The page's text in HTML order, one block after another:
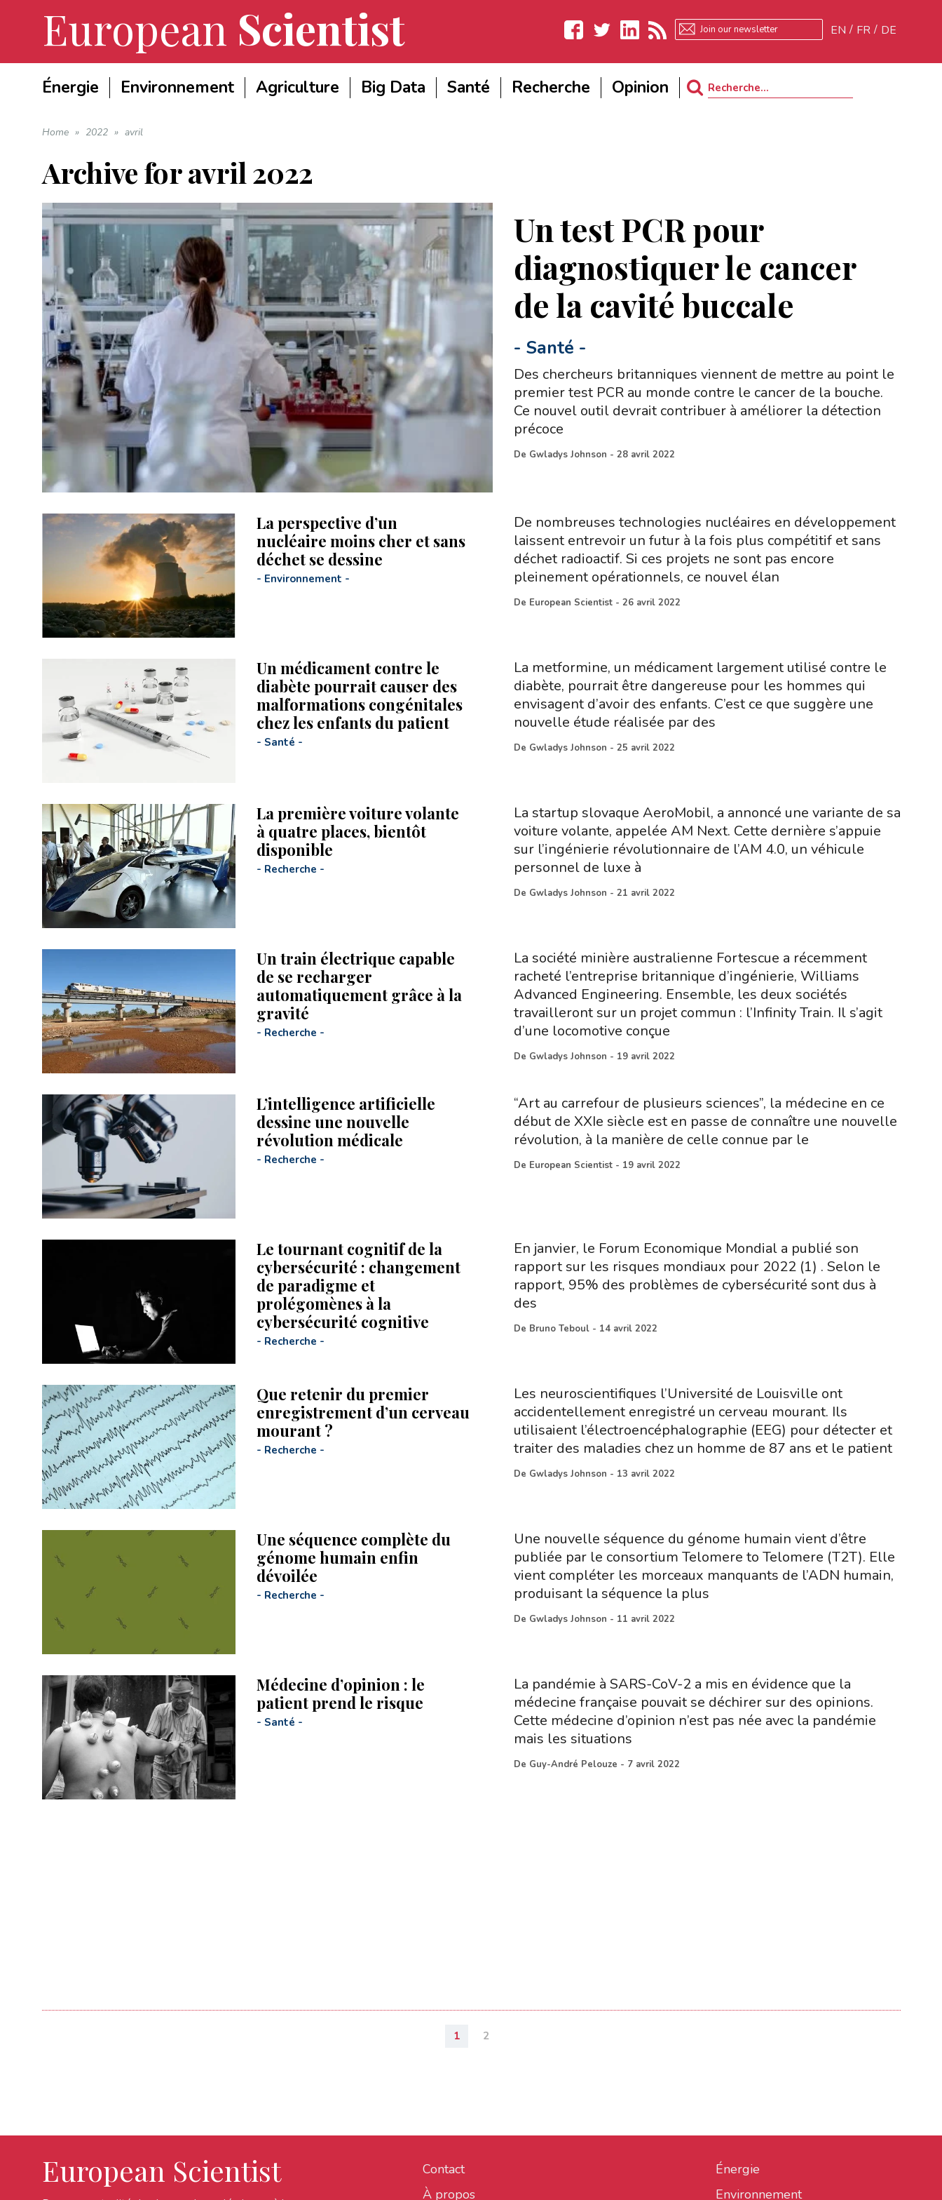
European Scientist
Twitter
EN FR DE
Énergie Environnement Agriculture Big Data Santé Recherche Opinion
Search
Home » 2022 » avril
Archive foravril 2022
Un test PCR pour
diagnostiquer le cancer
de la cavité buccale
-Santé -
Des chercheurs britanniques viennent de mettre au point le
premier test PCR au monde contre le cancer de la bouche.
Ce nouvel outil devrait contribuer à améliorer la détection
précoce
De Gwladys Johnson -28 avril 2022
La perspective d’un
nucléaire moins cher et sans
déchet se dessine
- Environnement -
De nombreuses technologies nucléaires en développement
laissent entrevoir un futur à la fois plus compétitif et sans
déchet radioactif. Si ces projets ne sont pas encore
pleinement opérationnels, ce nouvel élan
De European Scientist - 26 avril 2022
Un médicament contre le
diabète pourrait causer des
malformations congénitales
chez les enfants du patient
- Santé -
La metformine, un médicament largement utilisé contre le
diabète, pourrait être dangereuse pour les hommes qui
envisagent d’avoir des enfants. C’est ce que suggère une
nouvelle étude réalisée par des
De Gwladys Johnson - 25 avril 2022
La première voiture volante
à quatre places, bientôt
disponible
- Recherche -
La startup slovaque AeroMobil, a annoncé une variante de sa
voiture volante, appelée AM Next. Cette dernière s’appuie
sur l’ingénierie révolutionnaire de l’AM 4.0, un véhicule
personnel de luxe à
De Gwladys Johnson - 21 avril 2022
Un train électrique capable
de se recharger
automatiquement grâce à la
gravité
- Recherche -
La société minière australienne Fortescue a récemment
racheté l’entreprise britannique d’ingénierie, Williams
Advanced Engineering. Ensemble, les deux sociétés
travailleront sur un projet commun : l’Infinity Train. Il s’agit
d’une locomotive conçue
De Gwladys Johnson - 19 avril 2022
L’intelligence artificielle
dessine une nouvelle
révolution médicale
- Recherche -
“Art au carrefour de plusieurs sciences”, la médecine en ce
début de XXIe siècle est en passe de connaître une nouvelle
révolution, à la manière de celle connue par le
De European Scientist - 19 avril 2022
Le tournant cognitif de la
cybersécurité : changement
de paradigme et
prolégomènes à la
cybersécurité cognitive
- Recherche -
En janvier, le Forum Economique Mondial a publié son
rapport sur les risques mondiaux pour 2022 (1) . Selon le
rapport, 95% des problèmes de cybersécurité sont dus à
des
De Bruno Teboul - 14 avril 2022
Que retenir du premier
enregistrement d’un cerveau
mourant ?
- Recherche -
Les neuroscientifiques l’Université de Louisville ont
accidentellement enregistré un cerveau mourant. Ils
utilisaient l’électroencéphalographie (EEG) pour détecter et
traiter des maladies chez un homme de 87 ans et le patient
De Gwladys Johnson - 13 avril 2022
Une séquence complète du
génome humain enfin
dévoilée
- Recherche -
Une nouvelle séquence du génome humain vient d’être
publiée par le consortium Telomere to Telomere (T2T). Elle
vient compléter les morceaux manquants de l’ADN humain,
produisant la séquence la plus
De Gwladys Johnson - 11 avril 2022
Médecine d’opinion : le
patient prend le risque
- Santé -
La pandémie à SARS-CoV-2 a mis en évidence que la
médecine française pouvait se déchirer sur des opinions.
Cette médecine d’opinion n’est pas née avec la pandémie
mais les situations
De Guy-André Pelouze - 7 avril 2022
1 2
European Scientist
Contact
À propos
Énergie
Environnement